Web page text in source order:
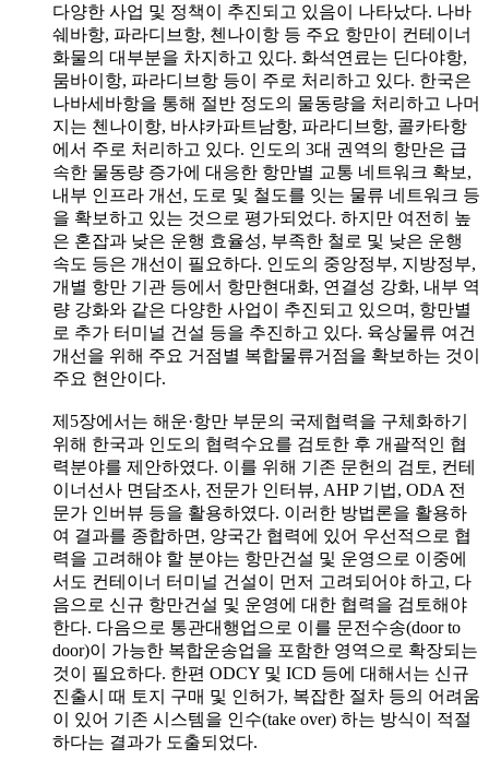
다양한 사업 및 정책이 추진되고 있음이 나타났다. 나바
쉐바항, 파라디브항, 첸나이항 등 주요 항만이 컨테이너
화물의 대부분을 차지하고 있다. 화석연료는 딘다야항,
뭄바이항, 파라디브항 등이 주로 처리하고 있다. 한국은
나바세바항을 통해 절반 정도의 물동량을 처리하고 나머
지는 첸나이항, 바샤카파트남항, 파라디브항, 콜카타항
에서 주로 처리하고 있다. 인도의 3대 권역의 항만은 급
속한 물동량 증가에 대응한 항만별 교통 네트워크 확보,
내부 인프라 개선, 도로 및 철도를 잇는 물류 네트워크 등
을 확보하고 있는 것으로 평가되었다. 하지만 여전히 높
은 혼잡과 낮은 운행 효율성, 부족한 철로 및 낮은 운행
속도 등은 개선이 필요하다. 인도의 중앙정부, 지방정부,
개별 항만 기관 등에서 항만현대화, 연결성 강화, 내부 역
량 강화와 같은 다양한 사업이 추진되고 있으며, 항만별
로 추가 터미널 건설 등을 추진하고 있다. 육상물류 여건
개선을 위해 주요 거점별 복합물류거점을 확보하는 것이
주요 현안이다.
제5장에서는 해운·항만 부문의 국제협력을 구체화하기
위해 한국과 인도의 협력수요를 검토한 후 개괄적인 협
력분야를 제안하였다. 이를 위해 기존 문헌의 검토, 컨테
이너선사 면담조사, 전문가 인터뷰, AHP 기법, ODA 전
문가 인버뷰 등을 활용하였다. 이러한 방법론을 활용하
여 결과를 종합하면, 양국간 협력에 있어 우선적으로 협
력을 고려해야 할 분야는 항만건설 및 운영으로 이중에
서도 컨테이너 터미널 건설이 먼저 고려되어야 하고, 다
음으로 신규 항만건설 및 운영에 대한 협력을 검토해야
한다. 다음으로 통관대행업으로 이를 문전수송(door to
door)이 가능한 복합운송업을 포함한 영역으로 확장되는
것이 필요하다. 한편 ODCY 및 ICD 등에 대해서는 신규
진출시 때 토지 구매 및 인허가, 복잡한 절차 등의 어려움
이 있어 기존 시스템을 인수(take over) 하는 방식이 적절
하다는 결과가 도출되었다.